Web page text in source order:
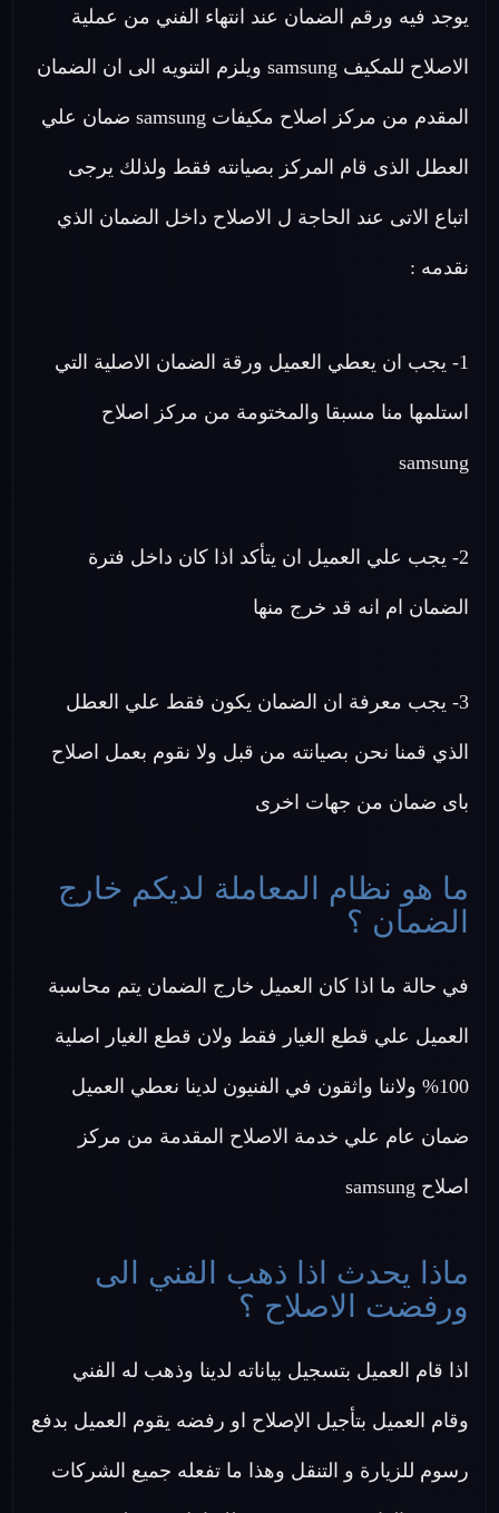
يوجد فيه ورقم الضمان عند انتهاء الفني من عملية
الاصلاح للمكيف samsung ويلزم التنويه الى ان الضمان
المقدم من مركز اصلاح مكيفات samsung ضمان علي
العطل الذى قام المركز بصيانته فقط ولذلك يرجى
اتباع الاتى عند الحاجة ل الاصلاح داخل الضمان الذي
نقدمه :
1- يجب ان يعطي العميل ورقة الضمان الاصلية التي
استلمها منا مسبقا والمختومة من مركز اصلاح
samsung
2- يجب علي العميل ان يتأكد اذا كان داخل فترة
الضمان ام انه قد خرج منها
3- يجب معرفة ان الضمان يكون فقط علي العطل
الذي قمنا نحن بصيانته من قبل ولا نقوم بعمل اصلاح
باى ضمان من جهات اخرى
ما هو نظام المعاملة لديكم خارج
الضمان ؟
في حالة ما اذا كان العميل خارج الضمان يتم محاسبة
العميل علي قطع الغيار فقط ولان قطع الغيار اصلية
100% ولاننا واثقون في الفنيون لدينا نعطي العميل
ضمان عام علي خدمة الاصلاح المقدمة من مركز
اصلاح samsung
ماذا يحدث اذا ذهب الفني الى
ورفضت الاصلاح ؟
اذا قام العميل بتسجيل بياناته لدينا وذهب له الفني
وقام العميل بتأجيل الإصلاح او رفضه يقوم العميل بدفع
رسوم للزيارة و التنقل وهذا ما تفعله جميع الشركات